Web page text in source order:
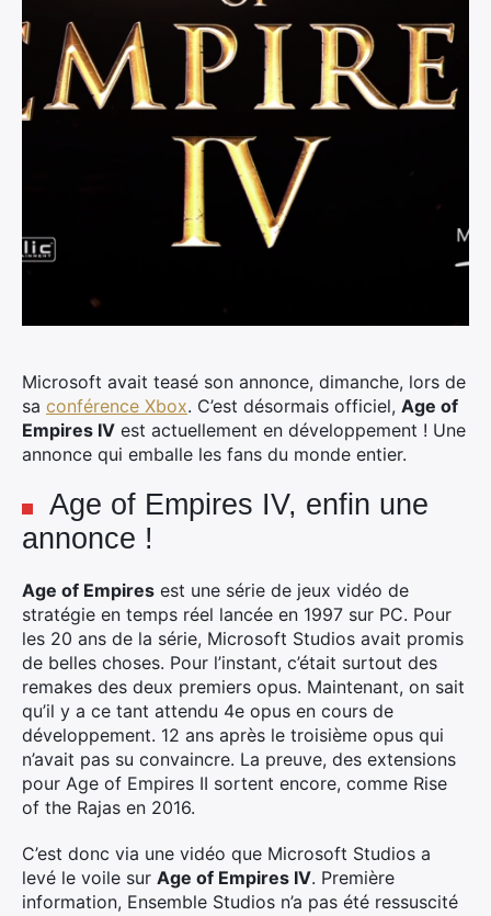
Microsoft avait teasé son annonce, dimanche, lors de
sa conférence Xbox. C’est désormais officiel, Age of
Empires IV est actuellement en développement ! Une
annonce qui emballe les fans du monde entier.
Age of Empires IV, enfin une
annonce !
Age of Empires est une série de jeux vidéo de
stratégie en temps réel lancée en 1997 sur PC. Pour
les 20 ans de la série, Microsoft Studios avait promis
de belles choses. Pour l’instant, c’était surtout des
remakes des deux premiers opus. Maintenant, on sait
qu’il y a ce tant attendu 4e opus en cours de
développement. 12 ans après le troisième opus qui
n’avait pas su convaincre. La preuve, des extensions
pour Age of Empires II sortent encore, comme Rise
of the Rajas en 2016.
C’est donc via une vidéo que Microsoft Studios a
levé le voile sur Age of Empires IV. Première
information, Ensemble Studios n’a pas été ressuscité